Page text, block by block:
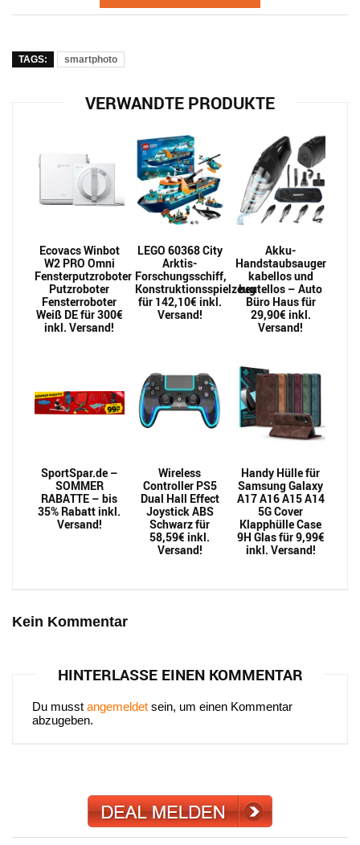
TAGS: smartphoto
VERWANDTE PRODUKTE
Ecovacs Winbot
W2 PRO Omni
Fensterputzroboter
Putzroboter
Fensterroboter
Weiß DE für 300€
inkl. Versand!
LEGO 60368 City
Arktis-
Forschungsschiff,
Konstruktionsspielzeug
für 142,10€ inkl.
Versand!
Akku-
Handstaubsauger
kabellos und
beutellos – Auto
Büro Haus für
29,90€ inkl.
Versand!
SportSpar.de –
SOMMER
RABATTE – bis
35% Rabatt inkl.
Versand!
Wireless
Controller PS5
Dual Hall Effect
Joystick ABS
Schwarz für
58,59€ inkl.
Versand!
Handy Hülle für
Samsung Galaxy
A17 A16 A15 A14
5G Cover
Klapphülle Case
9H Glas für 9,99€
inkl. Versand!
Kein Kommentar
HINTERLASSE EINEN KOMMENTAR
Du musst angemeldet sein, um einen Kommentar
abzugeben.